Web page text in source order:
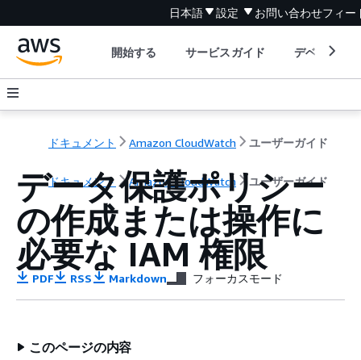
日本語 設定 お問い合わせフィー
開始する サービスガイド デベロッパ
ドキュメント Amazon CloudWatch ユーザーガイド
ドキュメント Amazon CloudWatch ユーザーガイド
データ保護ポリシー
の作成または操作に
必要な IAM 権限
PDF RSS Markdown フォーカスモード
このページの内容